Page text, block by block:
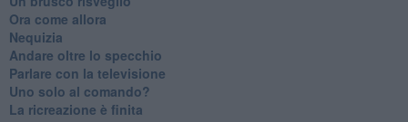
Ora come allora
Nequizia
Andare oltre lo specchio
Parlare con la televisione
Uno solo al comando?
La ricreazione è finita